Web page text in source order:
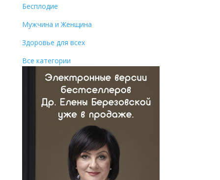
Бесплодие
Мужчина и Женщина
Здоровье для всех
Все категории